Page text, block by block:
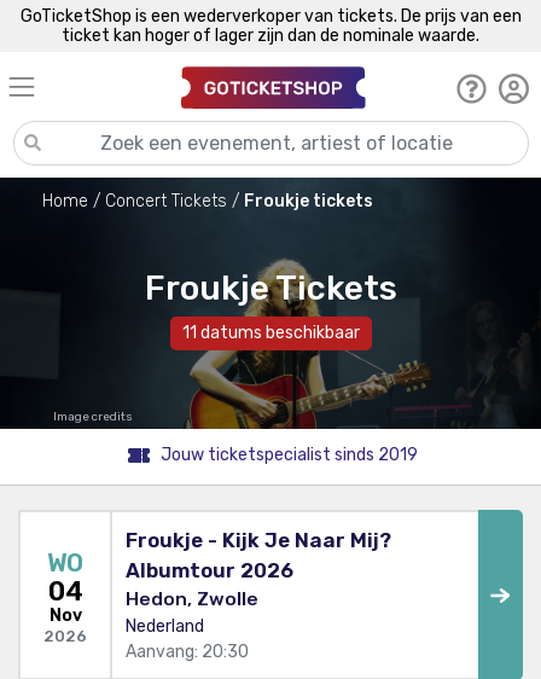
GoTicketShop is een wederverkoper van tickets. De prijs van een
ticket kan hoger of lager zijn dan de nominale waarde.
Home Concert Tickets Froukje tickets
Froukje Tickets
11 datums beschikbaar
Image credits
Jouw ticketspecialist sinds 2019
WO
04
Nov
2026
Froukje - Kijk Je Naar Mij?
Albumtour 2026
Hedon, Zwolle
Nederland
Aanvang: 20:30